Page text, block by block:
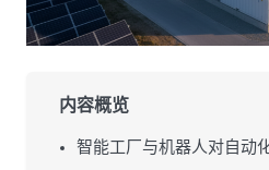
内容概览
智能工厂与机器人对自动